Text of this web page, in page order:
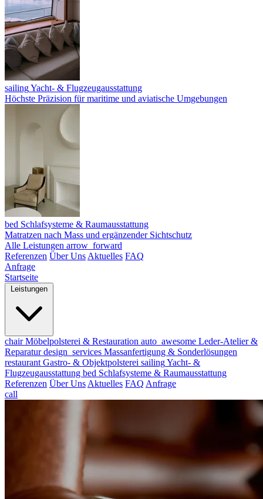
sailingYacht- & Flugzeugausstattung
Höchste Präzision für maritime und aviatische Umgebungen
bed Schlafsysteme & Raumausstattung
Matratzen nach Mass und ergänzender Sichtschutz
Alle Leistungen arrow_forward
Referenzen Über Uns Aktuelles FAQ
Anfrage
Startseite
chairMöbelpolsterei & Restauration auto_awesome Leder-Atelier &
Reparaturdesign_services Massanfertigung & Sonderlösungen
restaurant Gastro- & Objektpolsterei sailingYacht- &
Flugzeugausstattung bed Schlafsysteme & Raumausstattung
Referenzen Über Uns Aktuelles FAQ Anfrage
call